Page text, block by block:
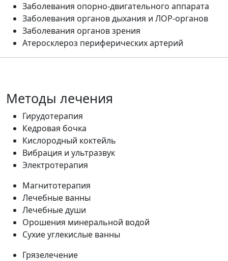
Заболевания опорно-двигательного аппарата
Заболевания органов дыхания и ЛОР-органов
Заболевания органов зрения
Атеросклероз периферических артерий
Методы лечения
Гирудотерапия
Кедровая бочка
Кислородный коктейль
Вибрация и ультразвук
Электротерапия
Магнитотерапия
Лечебные ванны
Лечебные души
Орошения минеральной водой
Сухие углекислые ванны
Грязелечение